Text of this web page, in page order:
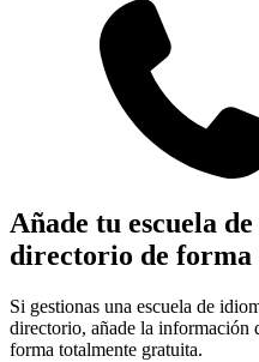
Añade tu escuela
directorio de
Si gestionas una escuela de
directorio, añade la información
forma totalmente gratuita.